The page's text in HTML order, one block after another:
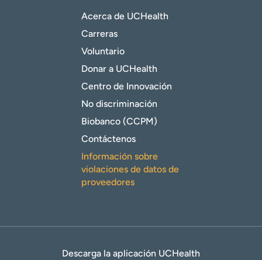
Acerca de UCHealth
Carreras
Voluntario
Donar a UCHealth
Centro de Innovación
No discriminación
Biobanco (CCPM)
Contáctenos
Información sobre
violaciones de datos de
proveedores
Descarga la aplicación UCHealth